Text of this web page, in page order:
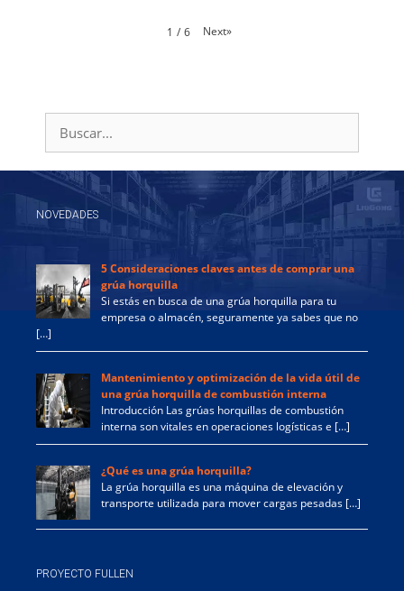
1 / 6 Next»
NOVEDADES
5 Consideraciones claves antes de comprar una
grúa horquilla
Si estás en busca de una grúa horquilla para tu
empresa o almacén, seguramente ya sabes que no
[…]
Mantenimiento y optimización de la vida útil de
una grúa horquilla de combustión interna
Introducción Las grúas horquillas de combustión
interna son vitales en operaciones logísticas e […]
¿Qué es una grúa horquilla?
La grúa horquilla es una máquina de elevación y
transporte utilizada para mover cargas pesadas […]
PROYECTO FULLEN